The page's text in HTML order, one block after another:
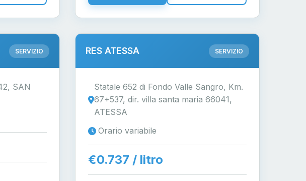
SERVIZIO
SAN
RES ATESSA SERVIZIO
Statale 652 di Fondo Valle Sangro, Km.
67+537, dir. villa santa maria 66041,
ATESSA
Orario variabile
€0.737 / litro